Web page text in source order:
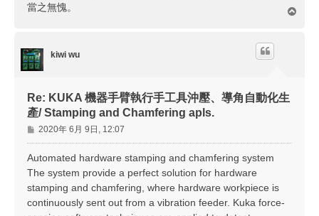
當之無愧。
kiwi wu
Re: KUKA 機器手臂執行手工具沖壓、導角自動化生
產/ Stamping and Chamfering apls.
文
章
2020年 6月 9日, 12:07
Automated hardware stamping and chamfering system
The system provide a perfect solution for hardware
stamping and chamfering, where hardware workpiece is
continuously sent out from a vibration feeder. Kuka force-